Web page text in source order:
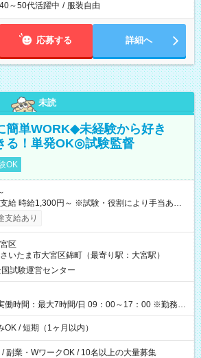
40～50代活躍中 / 服装自由
応募する 詳細へ
未読
簡単WORK◆未経験から好き
る！単発OK◎試験監督
OK
より手当あり
り昇給あり 【即給（前払い）オプションあ
れる場合、勤務から1週間ほどで給与の一部を受け
擬試験 8:30～17:30（休憩1時間） 時給1,300円
円＋交通費 ※当日の役割により時給＋100
・国家試験 7:00～13:30（休憩なし） 時給1,300
円）×6時間＝日収8,400円＋交通費 【試用期
し
支給あり
区
いたま市大宮区錦町（最寄り駅：大宮駅）
試験運営センター
働時間：最大7時間/日 09：00～17：00 ※勤務時
り異なります。
OK / 短期（1ヶ月以内）
副業・WワークOK / 10名以上の大量募集